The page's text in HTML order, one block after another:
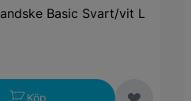
Basic Svart/vit L
Köp